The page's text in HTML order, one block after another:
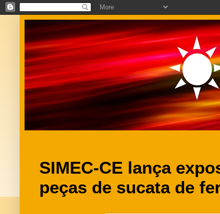
SIMEC-CE lança
peças de sucata de